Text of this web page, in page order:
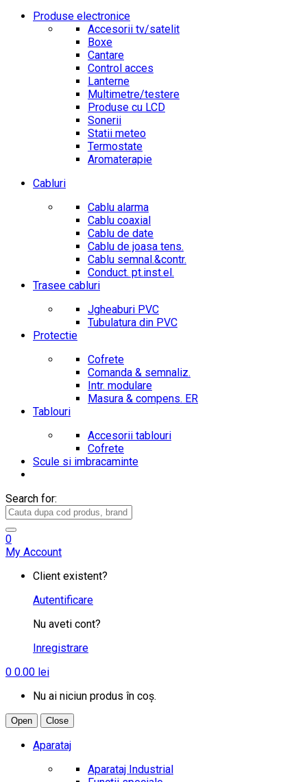
Produse electronice
Accesorii tv/satelit
Boxe
Cantare
Control acces
Lanterne
Multimetre/testere
Produse cu LCD
Sonerii
Statii meteo
Termostate
Aromaterapie
Cabluri
Cablu alarma
Cablu coaxial
Cablu de date
Cablu de joasa tens.
Cablu semnal.&contr.
Conduct. pt.inst.el.
Trasee cabluri
Jgheaburi PVC
Tubulatura din PVC
Protectie
Cofrete
Comanda & semnaliz.
Intr. modulare
Masura & compens. ER
Tablouri
Accesorii tablouri
Cofrete
Scule si imbracaminte
Search for:
0
My Account
Client existent?
Autentificare
Nu aveti cont?
Inregistrare
0 0.00 lei
Nu ai niciun produs în coș.
Open Close
Aparataj
Aparataj Industrial